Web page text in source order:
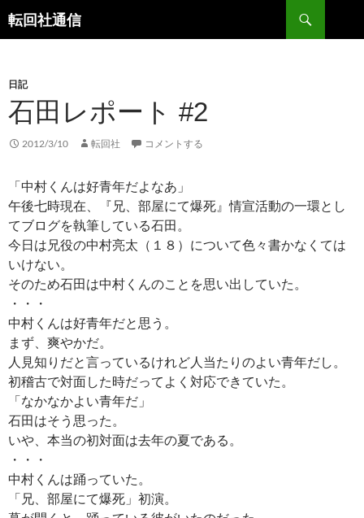
コ
ン
ツ
へ
キ
転回社通信
検
索
日記
石田レポート #2
2012/3/10 転回社 コメントする
「中村くんは好青年だよなあ」
午後七時現在、『兄、部屋にて爆死』情宣活動の一環とし
てブログを執筆している石田。
今日は兄役の中村亮太（１８）について色々書かなくては
いけない。
そのため石田は中村くんのことを思い出していた。
・・・
中村くんは好青年だと思う。
まず、爽やかだ。
人見知りだと言っているけれど人当たりのよい青年だし。
初稽古で対面した時だってよく対応できていた。
「なかなかよい青年だ」
石田はそう思った。
いや、本当の初対面は去年の夏である。
・・・
中村くんは踊っていた。
「兄、部屋にて爆死」初演。